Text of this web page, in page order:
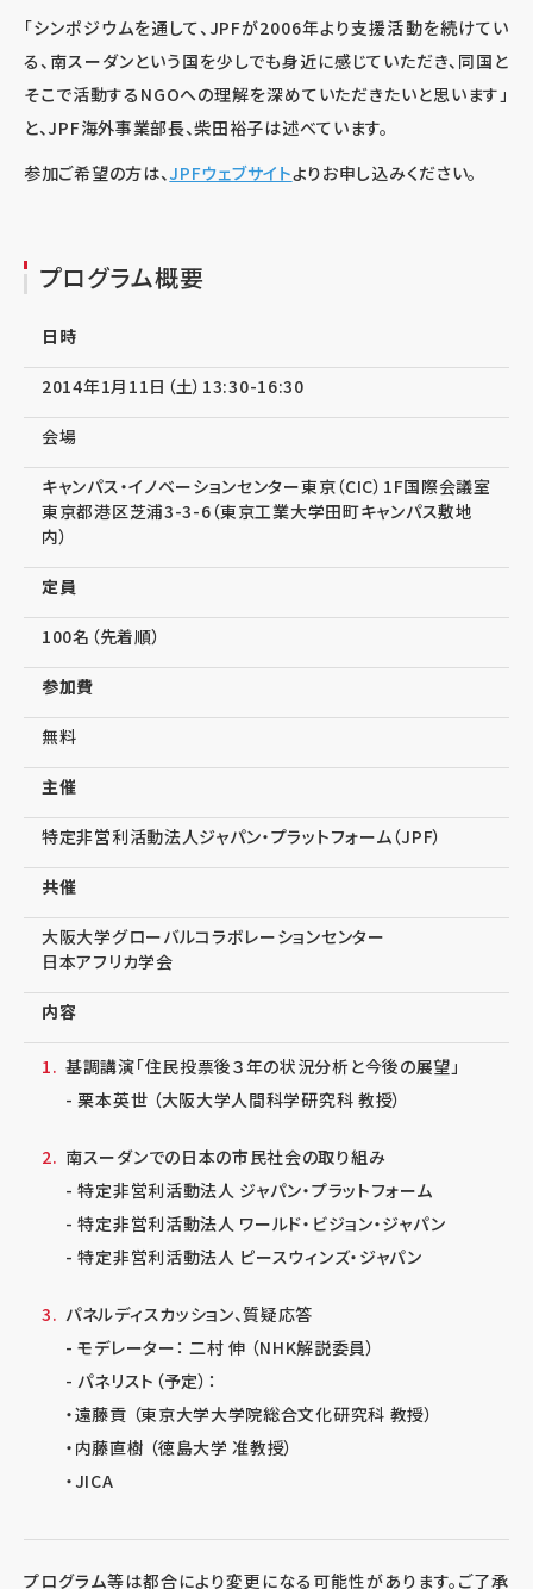
「シンポジウムを通して、JPFが2006年より支援活動を続けてい
る、南スーダンという国を少しでも身近に感じていただき、同国と
そこで活動するNGOへの理解を深めていただきたいと思います」
と、JPF海外事業部長、柴田裕子は述べています。
参加ご希望の方は、JPFウェブサイトよりお申し込みください。
プログラム概要
日時
2014年1月11日（土）13:30-16:30
会場
キャンパス・イノベーションセンター東京（CIC）1F国際会議室
東京都港区芝浦3-3-6（東京工業大学田町キャンパス敷地
内）
定員
100名（先着順）
参加費
無料
主催
特定非営利活動法人ジャパン・プラットフォーム（JPF）
共催
大阪大学グローバルコラボレーションセンター
日本アフリカ学会
内容
基調講演「住民投票後３年の状況分析と今後の展望」
- 栗本英世 （大阪大学人間科学研究科 教授）
南スーダンでの日本の市民社会の取り組み
- 特定非営利活動法人 ジャパン・プラットフォーム
- 特定非営利活動法人 ワールド・ビジョン・ジャパン
- 特定非営利活動法人 ピースウィンズ・ジャパン
パネルディスカッション、質疑応答
- モデレーター： 二村 伸 （NHK解説委員）
- パネリスト（予定）：
・遠藤貢 （東京大学大学院総合文化研究科 教授）
・内藤直樹 （徳島大学 准教授）
・JICA
プログラム等は都合により変更になる可能性があります。ご了承